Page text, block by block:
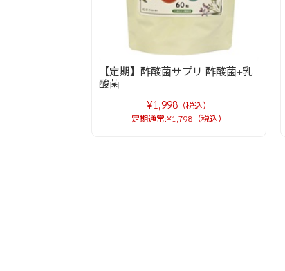
【定期】酢酸菌サプリ 酢酸菌+乳
酸菌
¥1,998 （税込）
定期通常:¥1,798（税込）